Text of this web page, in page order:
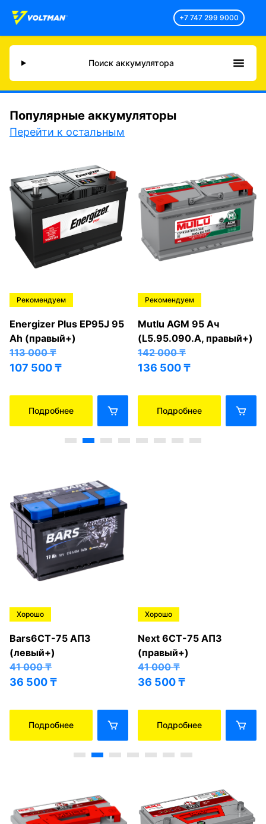
+7 747 299 9000
Поиск аккумулятора
Популярные аккумуляторы
Перейти к остальным
Рекомендуем
Energizer Plus EP95J 95
Ah (правый+)
113 000₸
107 500₸
Подробнее
Рекомендуем
Mutlu AGM 95 Ач
(L5.95.090.A, правый+)
142 000₸
136 500₸
Подробнее
Хорошо
Bars6СТ-75 АПЗ
(левый+)
41 000₸
36 500₸
Подробнее
Хорошо
Next 6СТ-75 АПЗ
(правый+)
41 000₸
36 500₸
Подробнее